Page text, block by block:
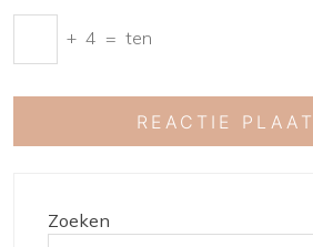
+ 4 = ten
Zoeken